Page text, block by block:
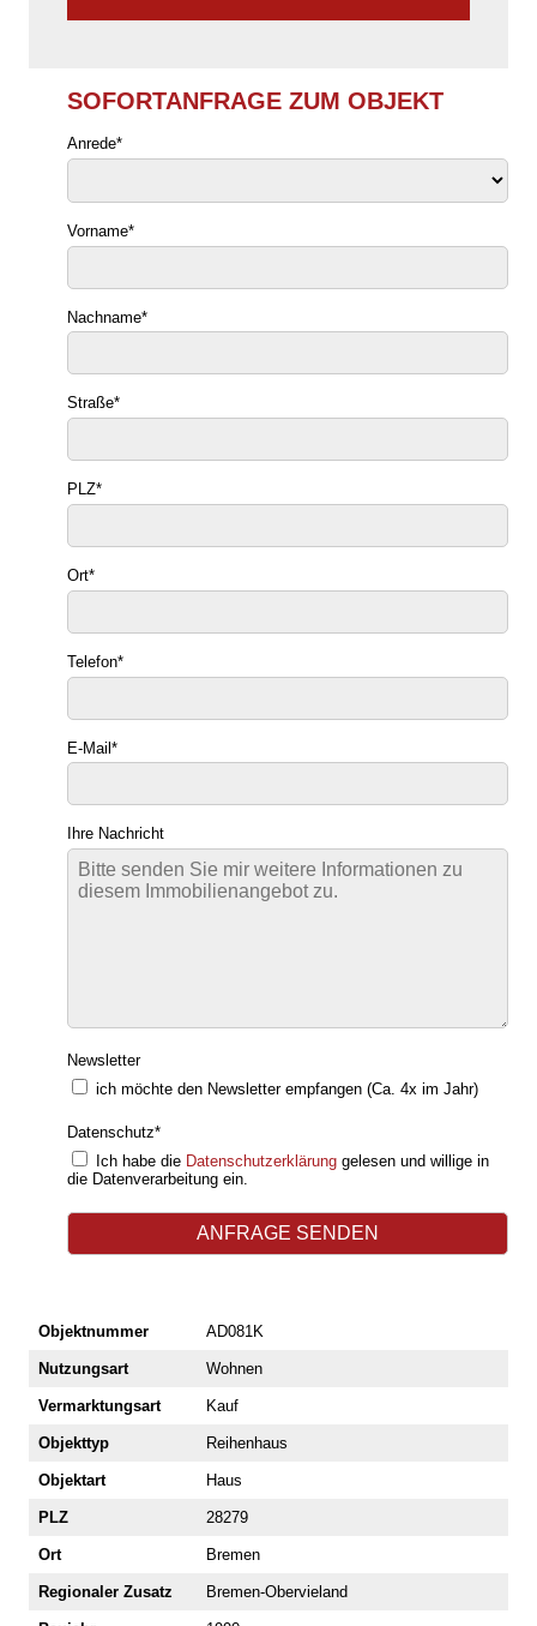
SOFORTANFRAGE ZUM OBJEKT
Anrede*
Vorname*
Nachname*
Straße*
PLZ*
Ort*
Telefon*
E-Mail*
Ihre Nachricht
Newsletter
ich möchte den Newsletter empfangen (Ca. 4x im Jahr)
Datenschutz*
Ich habe die Datenschutzerklärung gelesen und willige in
die Datenverarbeitung ein.
Objektnummer AD081K
Nutzungsart Wohnen
Vermarktungsart Kauf
Objekttyp Reihenhaus
Objektart Haus
PLZ 28279
Ort Bremen
Regionaler Zusatz Bremen-Obervieland